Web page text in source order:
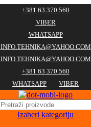
+381 63 370 560
VIBER
WHATSAPP
INFO.TEHNIKA@YAHOO.COM
INFO.TEHNIKA@YAHOO.COM
+381 63 370 560
WHATSAPP
VIBER
Izaberi kategoriju